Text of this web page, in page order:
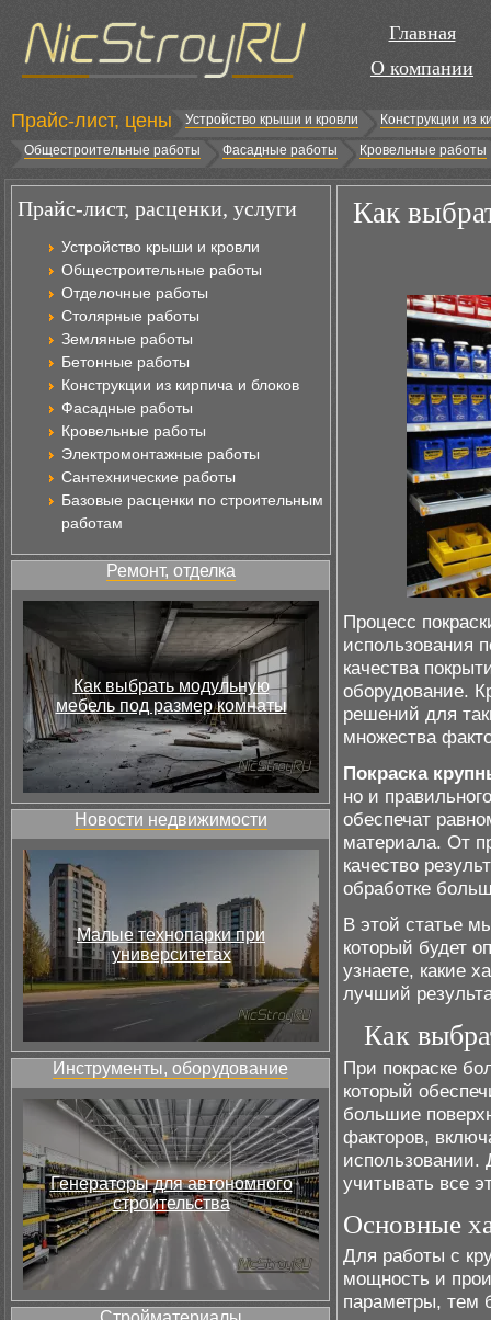
Главная
О компании
Прайс-лист, цены Устройство крыши и кровли
Конструкции из
Общестроительные работы
Фасадные работы Кровельные работы
Прайс-лист, расценки, услуги
Устройство крыши и кровли
Общестроительные работы
Отделочные работы
Столярные работы
Земляные работы
Бетонные работы
Конструкции из кирпича и блоков
Фасадные работы
Кровельные работы
Электромонтажные работы
Сантехнические работы
Базовые расценки по строительным
работам
Ремонт, отделка
Как выбрать модульную
мебель под размер комнаты
Новости недвижимости
Малые технопарки при
университетах
Инструменты, оборудование
Генераторы для автономного
строительства
Как
Процесс
использования
качества
оборудование.
решений для
множества
Покраска
но и
обеспечат
материала. От
качество
обработке
В этой статье
который будет
узнаете, какие
лучший
Как
При покраске
который
большие
факторов,
использовании.
учитывать все
Основные
Для работы с
мощность и
параметры, тем